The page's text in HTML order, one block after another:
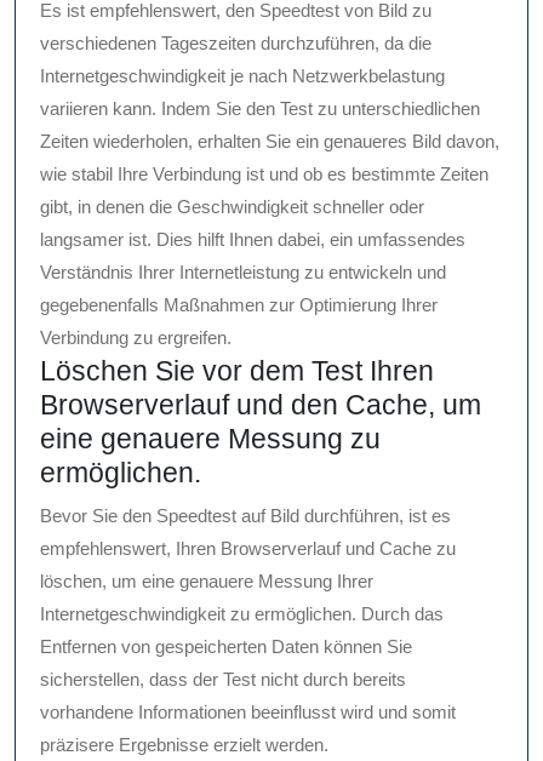
Es ist empfehlenswert, den Speedtest von Bild zu
verschiedenen Tageszeiten durchzuführen, da die
Internetgeschwindigkeit je nach Netzwerkbelastung
variieren kann. Indem Sie den Test zu unterschiedlichen
Zeiten wiederholen, erhalten Sie ein genaueres Bild davon,
wie stabil Ihre Verbindung ist und ob es bestimmte Zeiten
gibt, in denen die Geschwindigkeit schneller oder
langsamer ist. Dies hilft Ihnen dabei, ein umfassendes
Verständnis Ihrer Internetleistung zu entwickeln und
gegebenenfalls Maßnahmen zur Optimierung Ihrer
Verbindung zu ergreifen.
Löschen Sie vor dem Test Ihren
Browserverlauf und den Cache, um
eine genauere Messung zu
ermöglichen.
Bevor Sie den Speedtest auf Bild durchführen, ist es
empfehlenswert, Ihren Browserverlauf und Cache zu
löschen, um eine genauere Messung Ihrer
Internetgeschwindigkeit zu ermöglichen. Durch das
Entfernen von gespeicherten Daten können Sie
sicherstellen, dass der Test nicht durch bereits
vorhandene Informationen beeinflusst wird und somit
präzisere Ergebnisse erzielt werden.